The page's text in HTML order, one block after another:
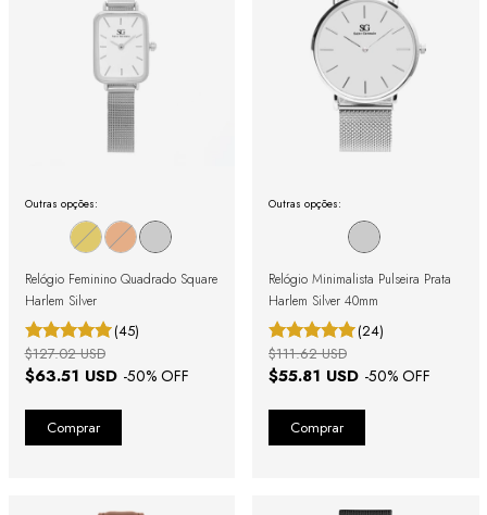
Outras opções:
Relógio Feminino Quadrado Square
Harlem Silver
(45)
$63.51 USD -50% OFF
$127.02 USD
Outras opções:
Relógio Minimalista Pulseira Prata
Harlem Silver 40mm
(24)
$55.81 USD -50% OFF
$111.62 USD